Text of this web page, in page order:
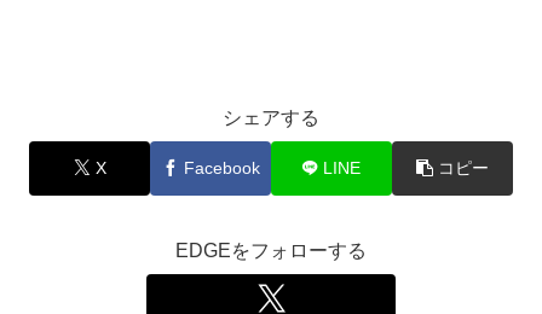
シェアする
X Facebook LINE コピー
EDGEをフォローする